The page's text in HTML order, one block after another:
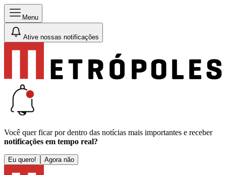
Menu
Ative nossas notificações
Você quer ficar por dentro das notícias mais importantes e receber
notificações em tempo real?
Eu quero! Agora não